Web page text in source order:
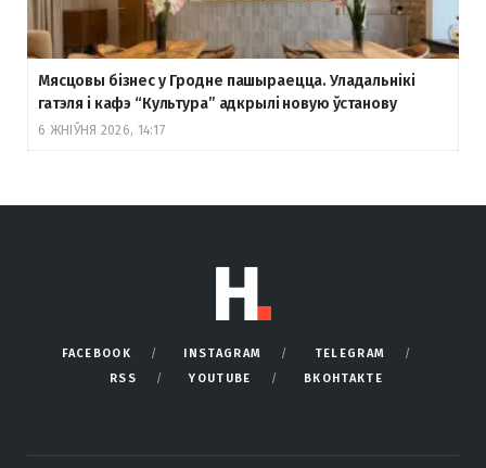
Мясцовы бізнес у Гродне пашыраецца. Уладальнікі
гатэля і кафэ “Культура” адкрылі новую ўстанову
6 ЖНІЎНЯ 2026, 14:17
FACEBOOK INSTAGRAM
TELEGRAM
RSS
YOUTUBE ВКОНТАКТЕ